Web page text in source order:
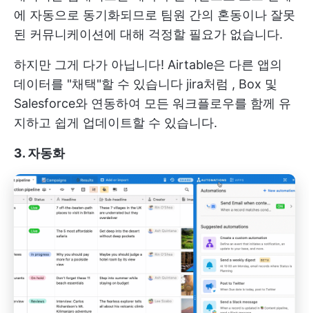
에 자동으로 동기화되므로 팀원 간의 혼동이나 잘못
된 커뮤니케이션에 대해 걱정할 필요가 없습니다.
하지만 그게 다가 아닙니다! Airtable은 다른 앱의
데이터를 "채택"할 수 있습니다 jira처럼 , Box 및
Salesforce와 연동하여 모든 워크플로우를 함께 유
지하고 쉽게 업데이트할 수 있습니다.
3. 자동화